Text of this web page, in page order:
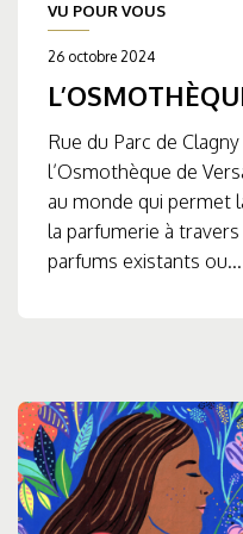
VU POUR VOUS
26 octobre 2024
Rue du Parc de
l’Osmothèque de
au monde qui permet
la parfumerie à
parfums existants ou...